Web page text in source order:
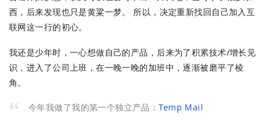
西，后来发现也只是黄粱一梦。 所以，决定重新找回自己加入互
联网这一行的初心。
我还是少年时，一心想做自己的产品，后来为了积累技术/增长见
识，进入了公司上班，在一晚一晚的加班中，逐渐被磨平了棱
角。
今年我做了我的第一个独立产品：Temp Mail